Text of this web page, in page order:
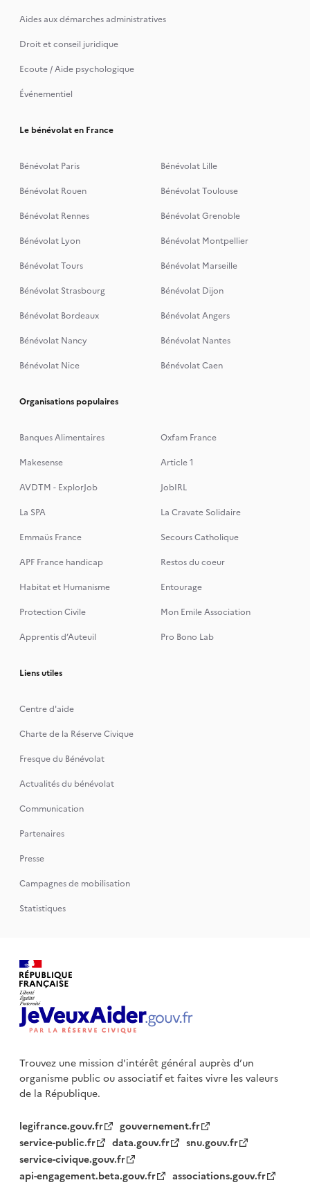
Aides aux démarches administratives
Droit et conseil juridique
Ecoute / Aide psychologique
Événementiel
Le bénévolat en France
Bénévolat Paris
Bénévolat Lille
Bénévolat Rouen
Bénévolat Toulouse
Bénévolat Rennes
Bénévolat Grenoble
Bénévolat Lyon
Bénévolat Montpellier
Bénévolat Tours
Bénévolat Marseille
Bénévolat Strasbourg
Bénévolat Dijon
Bénévolat Bordeaux
Bénévolat Angers
Bénévolat Nancy
Bénévolat Nantes
Bénévolat Nice
Bénévolat Caen
Organisations populaires
Banques Alimentaires
Oxfam France
Makesense
Article 1
AVDTM - ExplorJob
JobIRL
La SPA
La Cravate Solidaire
Emmaüs France
Secours Catholique
APF France handicap
Restos du coeur
Habitat et Humanisme
Entourage
Protection Civile
Mon Emile Association
Apprentis d’Auteuil
Pro Bono Lab
Liens utiles
Centre d'aide
Charte de la Réserve Civique
Fresque du Bénévolat
Actualités du bénévolat
Communication
Partenaires
Presse
Campagnes de mobilisation
Statistiques
Trouvez une mission d'intérêt général auprès d’un
organisme publicou associatif et faites vivre les valeurs
de la République.
legifrance.gouv.fr
gouvernement.fr
service-public.fr
data.gouv.fr
snu.gouv.fr
service-civique.gouv.fr
api-engagement.beta.gouv.fr
associations.gouv.fr